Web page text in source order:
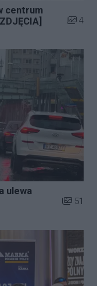
centrum
Liczba
4
ulewa
Liczba
51